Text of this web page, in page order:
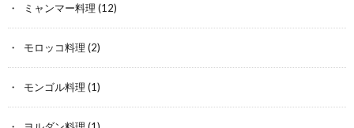
ミャンマー料理 (12)
モロッコ料理 (2)
モンゴル料理 (1)